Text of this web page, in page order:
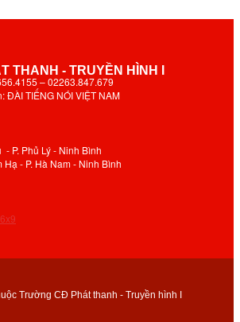
THANH - TRUYỀN HÌNH I
– 02263.847.679
ĐÀI TIẾNG NÓI VIỆT NAM
P. Phủ Lý - Ninh Bình
- P. Hà Nam - Ninh Bình
Trường CĐ Phát thanh - Truyền hình I